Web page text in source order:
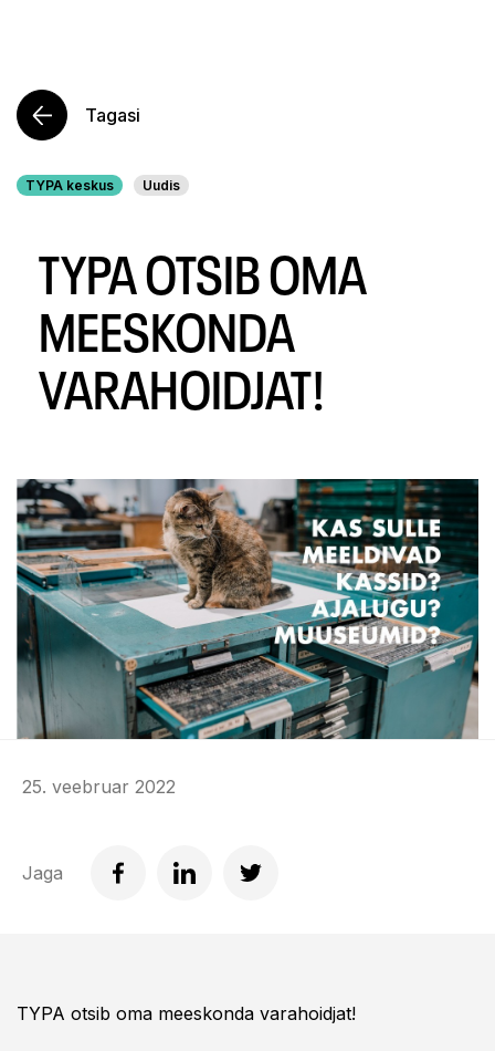
Tagasi
TYPA keskus Uudis
TYPA OTSIB OMA
MEESKONDA
VARAHOIDJAT!
25. veebruar 2022
Jaga
TYPA otsib oma meeskonda varahoidjat!